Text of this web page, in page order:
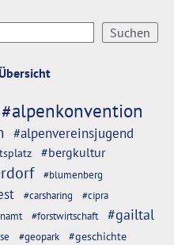
#alpenkonvention
#alpenvereinsjugend
#bergkultur
#blumenberg
#carsharing
#cipra
#forstwirtschaft #gailtal
#geopark #geschichte